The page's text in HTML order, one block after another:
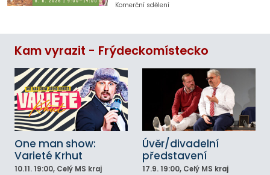
Komerční sdělení
Kam vyrazit - Frýdeckomístecko
One man show:
Varieté Krhut
10.11. 19:00, Celý MS kraj
Úvěr/divadelní
představení
17.9. 19:00, Celý MS kraj